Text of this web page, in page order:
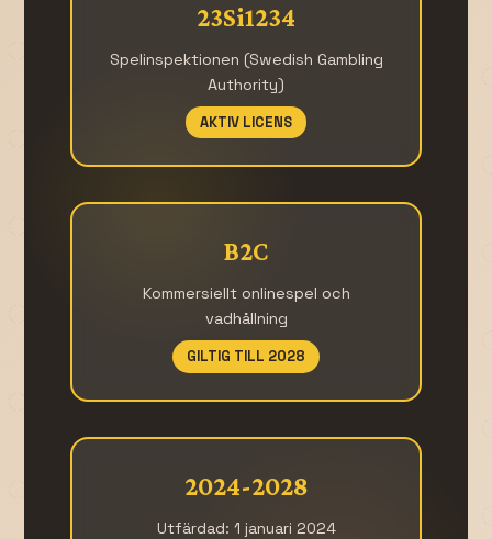
23Si1234
Spelinspektionen (Swedish Gambling
Authority)
AKTIV LICENS
B2C
Kommersiellt onlinespel och
vadhållning
GILTIG TILL 2028
2024-2028
Utfärdad: 1 januari 2024